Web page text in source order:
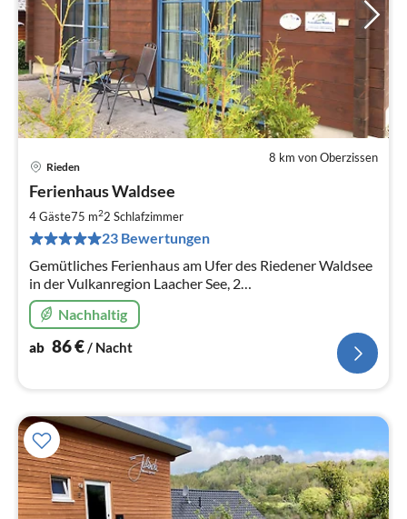
8 km von Oberzissen
Rieden
Ferienhaus Waldsee
4 Gäste75 m22 Schlafzimmer
23 Bewertungen
Gemütliches Ferienhaus am Ufer des Riedener Waldsee
in der Vulkanregion Laacher See, 2
Schlafzimmer.,Wellness & Entspannung in der Infrarot-
Wärmekabine, Pellet-Ofen
Nachhaltig
ab 86€/ Nacht